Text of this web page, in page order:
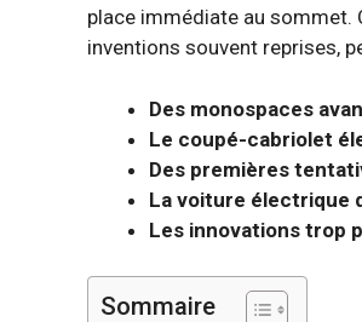
place immédiate au sommet.
inventions souvent reprises,
Des monospaces
Le coupé-cabriolet
Des premières
La voiture électrique
Les innovations trop
Sommaire